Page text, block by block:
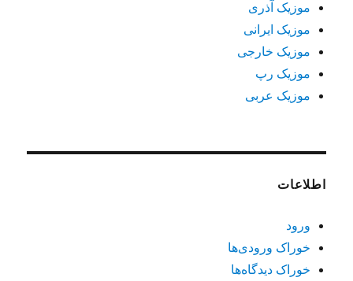
موزیک آذری
موزیک ایرانی
موزیک خارجی
موزیک رپ
موزیک عربی
اطلاعات
ورود
خوراک ورودی‌ها
خوراک دیدگاه‌ها